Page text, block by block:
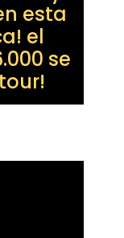
esta
el
se